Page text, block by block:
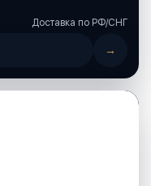
Доставка по РФ/СНГ
→